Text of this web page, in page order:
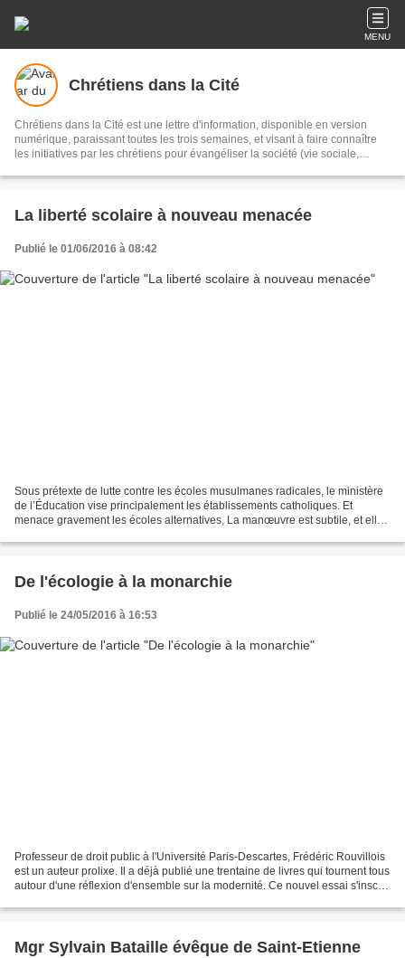
MENU
Chrétiens dans la Cité
Chrétiens dans la Cité est une lettre d'information, disponible en version
numérique, paraissant toutes les trois semaines, et visant à faire connaître
les initiatives par les chrétiens pour évangéliser la société (vie sociale,
La liberté scolaire à nouveau menacée
Publié le 01/06/2016 à 08:42
Sous prétexte de lutte contre les écoles musulmanes radicales, le ministère
de l’Éducation vise principalement les établissements catholiques. Et
menace gravement les écoles alternatives, La manœuvre est subtile, et elle
De l'écologie à la monarchie
Publié le 24/05/2016 à 16:53
Professeur de droit public à l'Université Paris-Descartes, Frédéric Rouvillois
est un auteur prolixe. Il a déjà publié une trentaine de livres qui tournent tous
autour d'une réflexion d'ensemble sur la modernité. Ce nouvel essai s'inscrit
Mgr Sylvain Bataille évêque de Saint-Etienne